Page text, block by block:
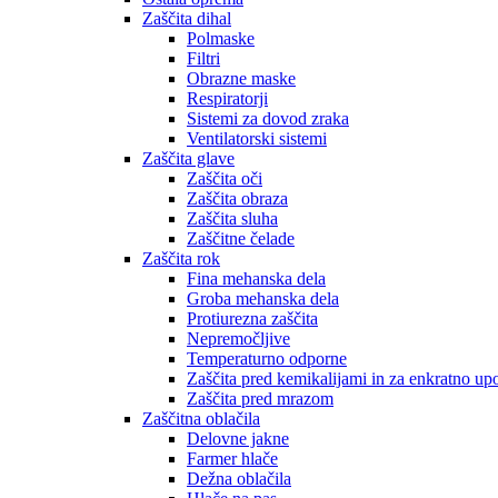
Zaščita dihal
Polmaske
Filtri
Obrazne maske
Respiratorji
Sistemi za dovod zraka
Ventilatorski sistemi
Zaščita glave
Zaščita oči
Zaščita obraza
Zaščita sluha
Zaščitne čelade
Zaščita rok
Fina mehanska dela
Groba mehanska dela
Protiurezna zaščita
Nepremočljive
Temperaturno odporne
Zaščita pred kemikalijami in za enkratno
Zaščita pred mrazom
Zaščitna oblačila
Delovne jakne
Farmer hlače
Dežna oblačila